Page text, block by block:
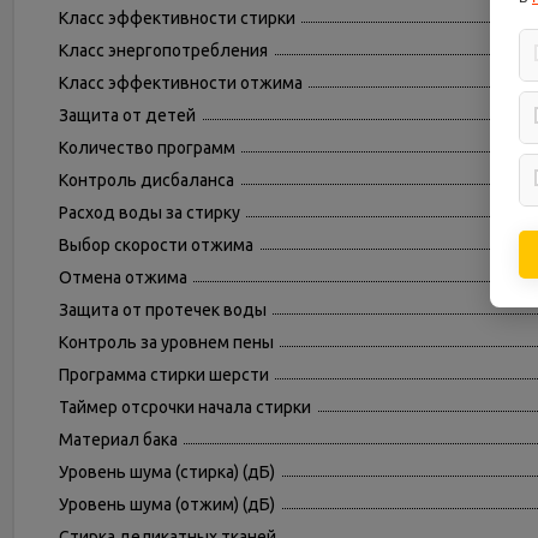
Класс эффективности стирки
Класс энергопотребления
Класс эффективности отжима
Защита от детей
Количество программ
Контроль дисбаланса
Расход воды за стирку
Выбор скорости отжима
Отмена отжима
Защита от протечек воды
Контроль за уровнем пены
Программа стирки шерсти
Таймер отсрочки начала стирки
Материал бака
Уровень шума (стирка) (дБ)
Уровень шума (отжим) (дБ)